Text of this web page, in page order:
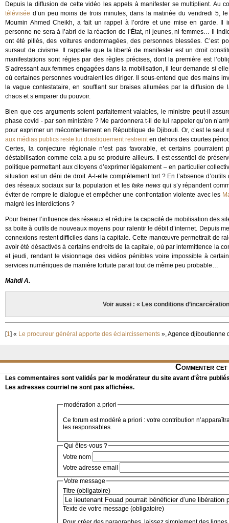
Depuis la diffusion de cette vidéo les appels à manifester se multiplient. Au
télévisée d’un peu moins de trois minutes, dans la matinée du vendredi 5, le
Moumin Ahmed Cheikh, a fait un rappel à l’ordre et une mise en garde. Il
personne ne sera à l’abri de la réaction de l’État, ni jeunes, ni femmes… Il
ont été pillés, des voitures endommagées, des personnes blessées. C’est
sursaut de civisme. Il rappelle que la liberté de manifester est un droit
manifestations sont régies par des règles précises, dont la première est
S’adressant aux femmes engagées dans la mobilisation, il leur demande si
où certaines personnes voudraient les diriger. Il sous-entend que des mains
la vague contestataire, en soufflant sur braises allumées par la diffusion de
chaos et s’emparer du pouvoir.
Bien que ces arguments soient parfaitement valables, le ministre peut-il
phase covid - par son ministère ? Me pardonnera t-il de lui rappeler qu’on
pour exprimer un mécontentement en République de Djibouti. Or, c’est le
aux médias publics reste lui drastiquement restreinten dehors des courtes
Certes, la conjecture régionale n’est pas favorable, et certains
déstabilisation comme cela a pu se produire ailleurs. Il est essentiel de
politique permettant aux citoyens d’exprimer légalement – en particulier
situation est un déni de droit. A-t-elle complètement tort ? En l’absence
des réseaux sociaux sur la population et les fake newsqui s’y répandent
éviter de rompre le dialogue et empêcher une confrontation violente avec les
malgré les interdictions ?
Pour freiner l’influence des réseaux et réduire la capacité de mobilisation des
sa boite à outils de nouveaux moyens pour ralentir le débit d’internet. Depuis
connexions restent difficiles dans la capitale. Cette manœuvre permettrait de
avoir été désactivés à certains endroits de la capitale, où par intermittence la
et jeudi, rendant le visionnage des vidéos pénibles voire impossible à
services numériques de manière fortuite parait tout de même peu probable…
Mahdi A.
Voir aussi : « Les conditions
[1] « Le procureur général apporte des éclaircissements », Agence djiboutienne
Commenter
Les commentaires sont validés par le modérateur du site avant d'être
Les adresses courriel ne sont pas affichées.
modération a priori
Ce forum est modéré a priori : votre contribution
les responsables.
Qui êtes-vous ?
Votre nom
Votre adresse email
Votre message
Titre (obligatoire)
Texte de votre message (obligatoire)